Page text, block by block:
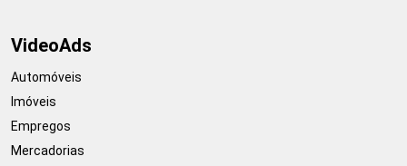
VideoAds
Automóveis
Imóveis
Empregos
Mercadorias